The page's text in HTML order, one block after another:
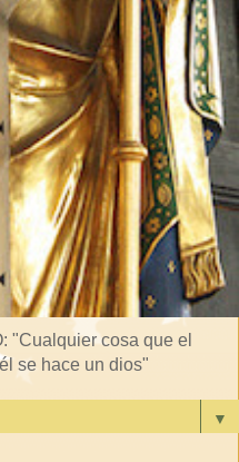
"Cualquier cosa que el
se hace un dios"
▼